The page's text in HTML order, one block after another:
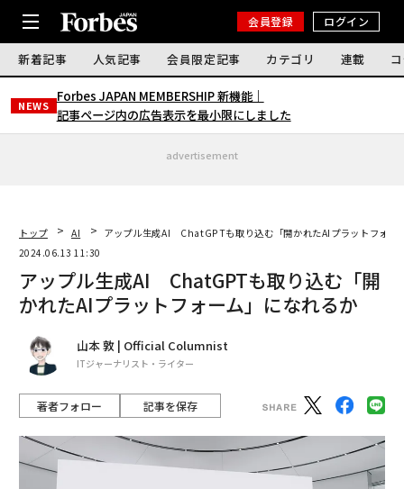
会員登録 ログイン
新着記事 人気記事 会員限定記事 カテゴリ 連載
NEWS
Forbes JAPAN MEMBERSHIP 新機能｜
記事ページ内の広告表示を最小限にしました
advertisement
トップ AI
アップル生成AI ChatGPTも取り込む「開かれたAIプラットフォー
2024.06.13 11:30
アップル生成AI ChatGPTも取り込む「開
かれたAIプラットフォーム」になれるか
山本 敦 | Official Columnist
ITジャーナリスト・ライター
著者フォロー 記事を保存